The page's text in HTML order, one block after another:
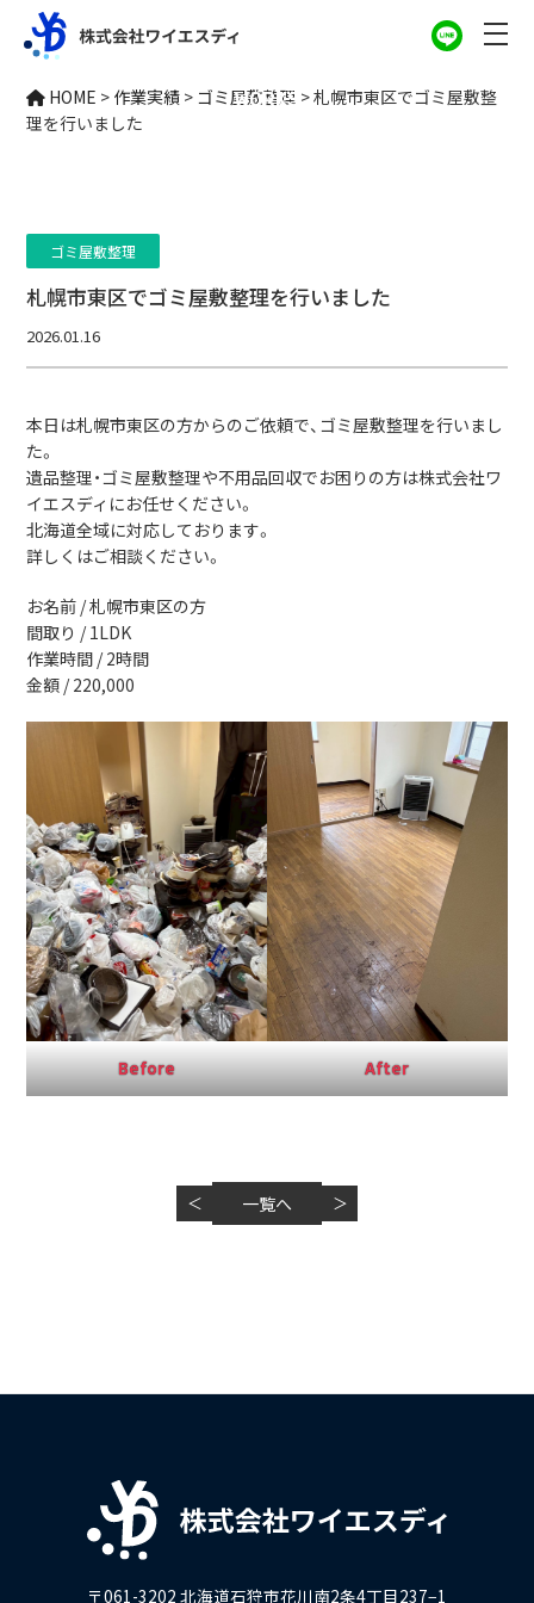
作業実績
WORKS
HOME > 作業実績 > ゴミ屋敷整理 >札幌市東区でゴミ屋敷整
理を行いました
ゴミ屋敷整理
札幌市東区でゴミ屋敷整理を行いました
2026.01.16
本日は札幌市東区の方からのご依頼で、ゴミ屋敷整理を行いまし
た。
遺品整理・ゴミ屋敷整理や不用品回収でお困りの方は株式会社ワ
イエスディにお任せください。
北海道全域に対応しております。
詳しくはご相談ください。
お名前 / 札幌市東区の方
間取り / 1LDK
作業時間 / 2時間
金額 / 220,000
Before After
＜ 一覧へ ＞
〒061-3202 北海道石狩市花川南2条4丁目237−1